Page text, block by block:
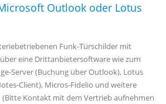
Outlook oder Lotus
Funk-Türschilder mit
eine Drittanbietersoftware wie zum
Server (Buchung über Outlook), Lotus
Client), Micros-Fidelio und weitere
Kontakt mit dem Vertrieb aufnehmen